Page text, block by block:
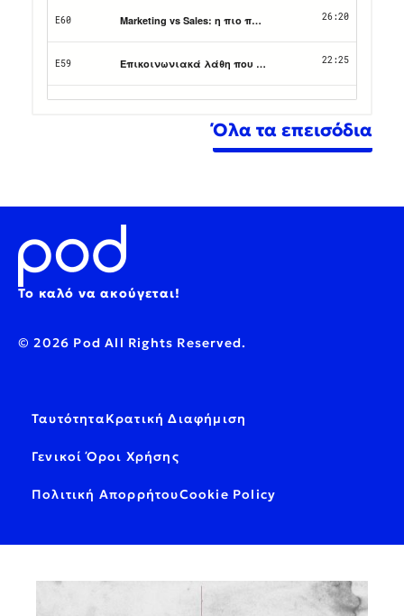
Όλα τα επεισόδια
Το καλό να ακούγεται!
© 2026 Pod All Rights Reserved.
ΤαυτότηταΚρατική Διαφήμιση
Γενικοί Όροι Χρήσης
Πολιτική ΑπορρήτουCookie Policy